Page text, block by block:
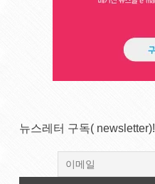
뉴스레터 구독( newsletter)!